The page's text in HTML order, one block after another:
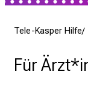
Tele-Kasper Hilfe
Für